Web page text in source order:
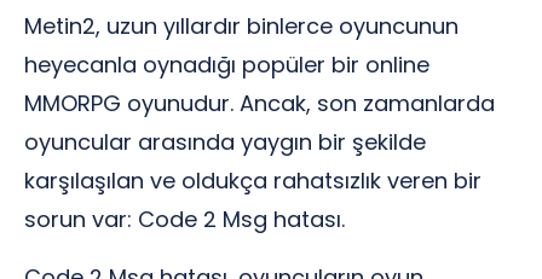
Metin2, uzun yıllardır binlerce oyuncunun
heyecanla oynadığı popüler bir online
MMORPG oyunudur. Ancak, son zamanlarda
oyuncular arasında yaygın bir şekilde
karşılaşılan ve oldukça rahatsızlık veren bir
sorun var: Code 2 Msg hatası.